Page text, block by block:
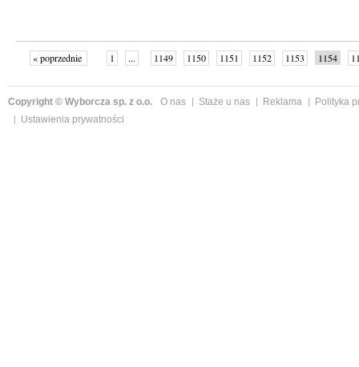
« poprzednie 1 ... 1149 1150 1151 1152 1153 1154
Copyright © Wyborcza sp. z o.o. O nas Staże u nas Reklama
Polityka
Ustawienia prywatności